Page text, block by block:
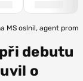
MS oslnil, agent
debutu
o